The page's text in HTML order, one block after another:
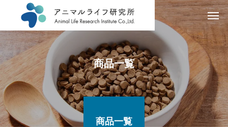
商品一覧
商品一覧